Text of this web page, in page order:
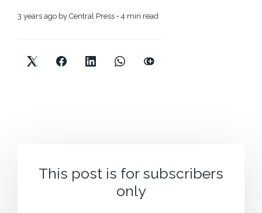
3 years ago by Central Press • 4 min read
This post is for subscribers
only